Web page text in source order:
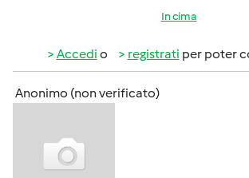
In cima
Accedi o registrati per poter
Anonimo (non verificato)